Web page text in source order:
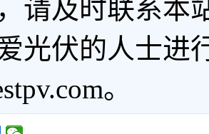
请及时联系本
光伏的人士进
。